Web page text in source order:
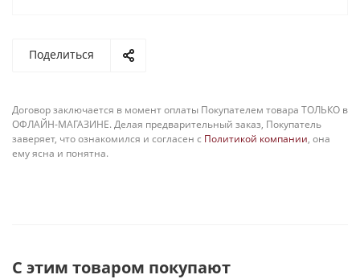
Поделиться
Договор заключается в момент оплаты Покупателем товара ТОЛЬКО в
ОФЛАЙН-МАГАЗИНЕ. Делая предварительный заказ, Покупатель
заверяет, что ознакомился и согласен с Политикой компании, она
ему ясна и понятна.
С этим товаром покупают